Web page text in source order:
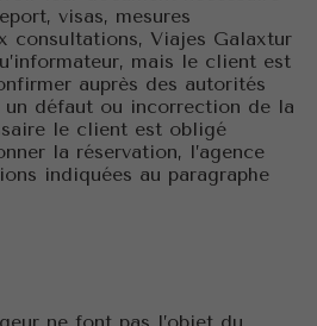
visas, mesures
consultations, Viajes Galaxtur
mais le client est
auprès des autorités
un défaut ou incorrection de la
le client est obligé
la réservation, l’agence
indiquées au paragraphe